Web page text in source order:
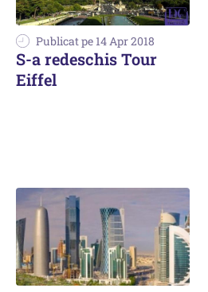
Publicat pe 14 Apr 2018
S-a redeschis Tour
Eiffel